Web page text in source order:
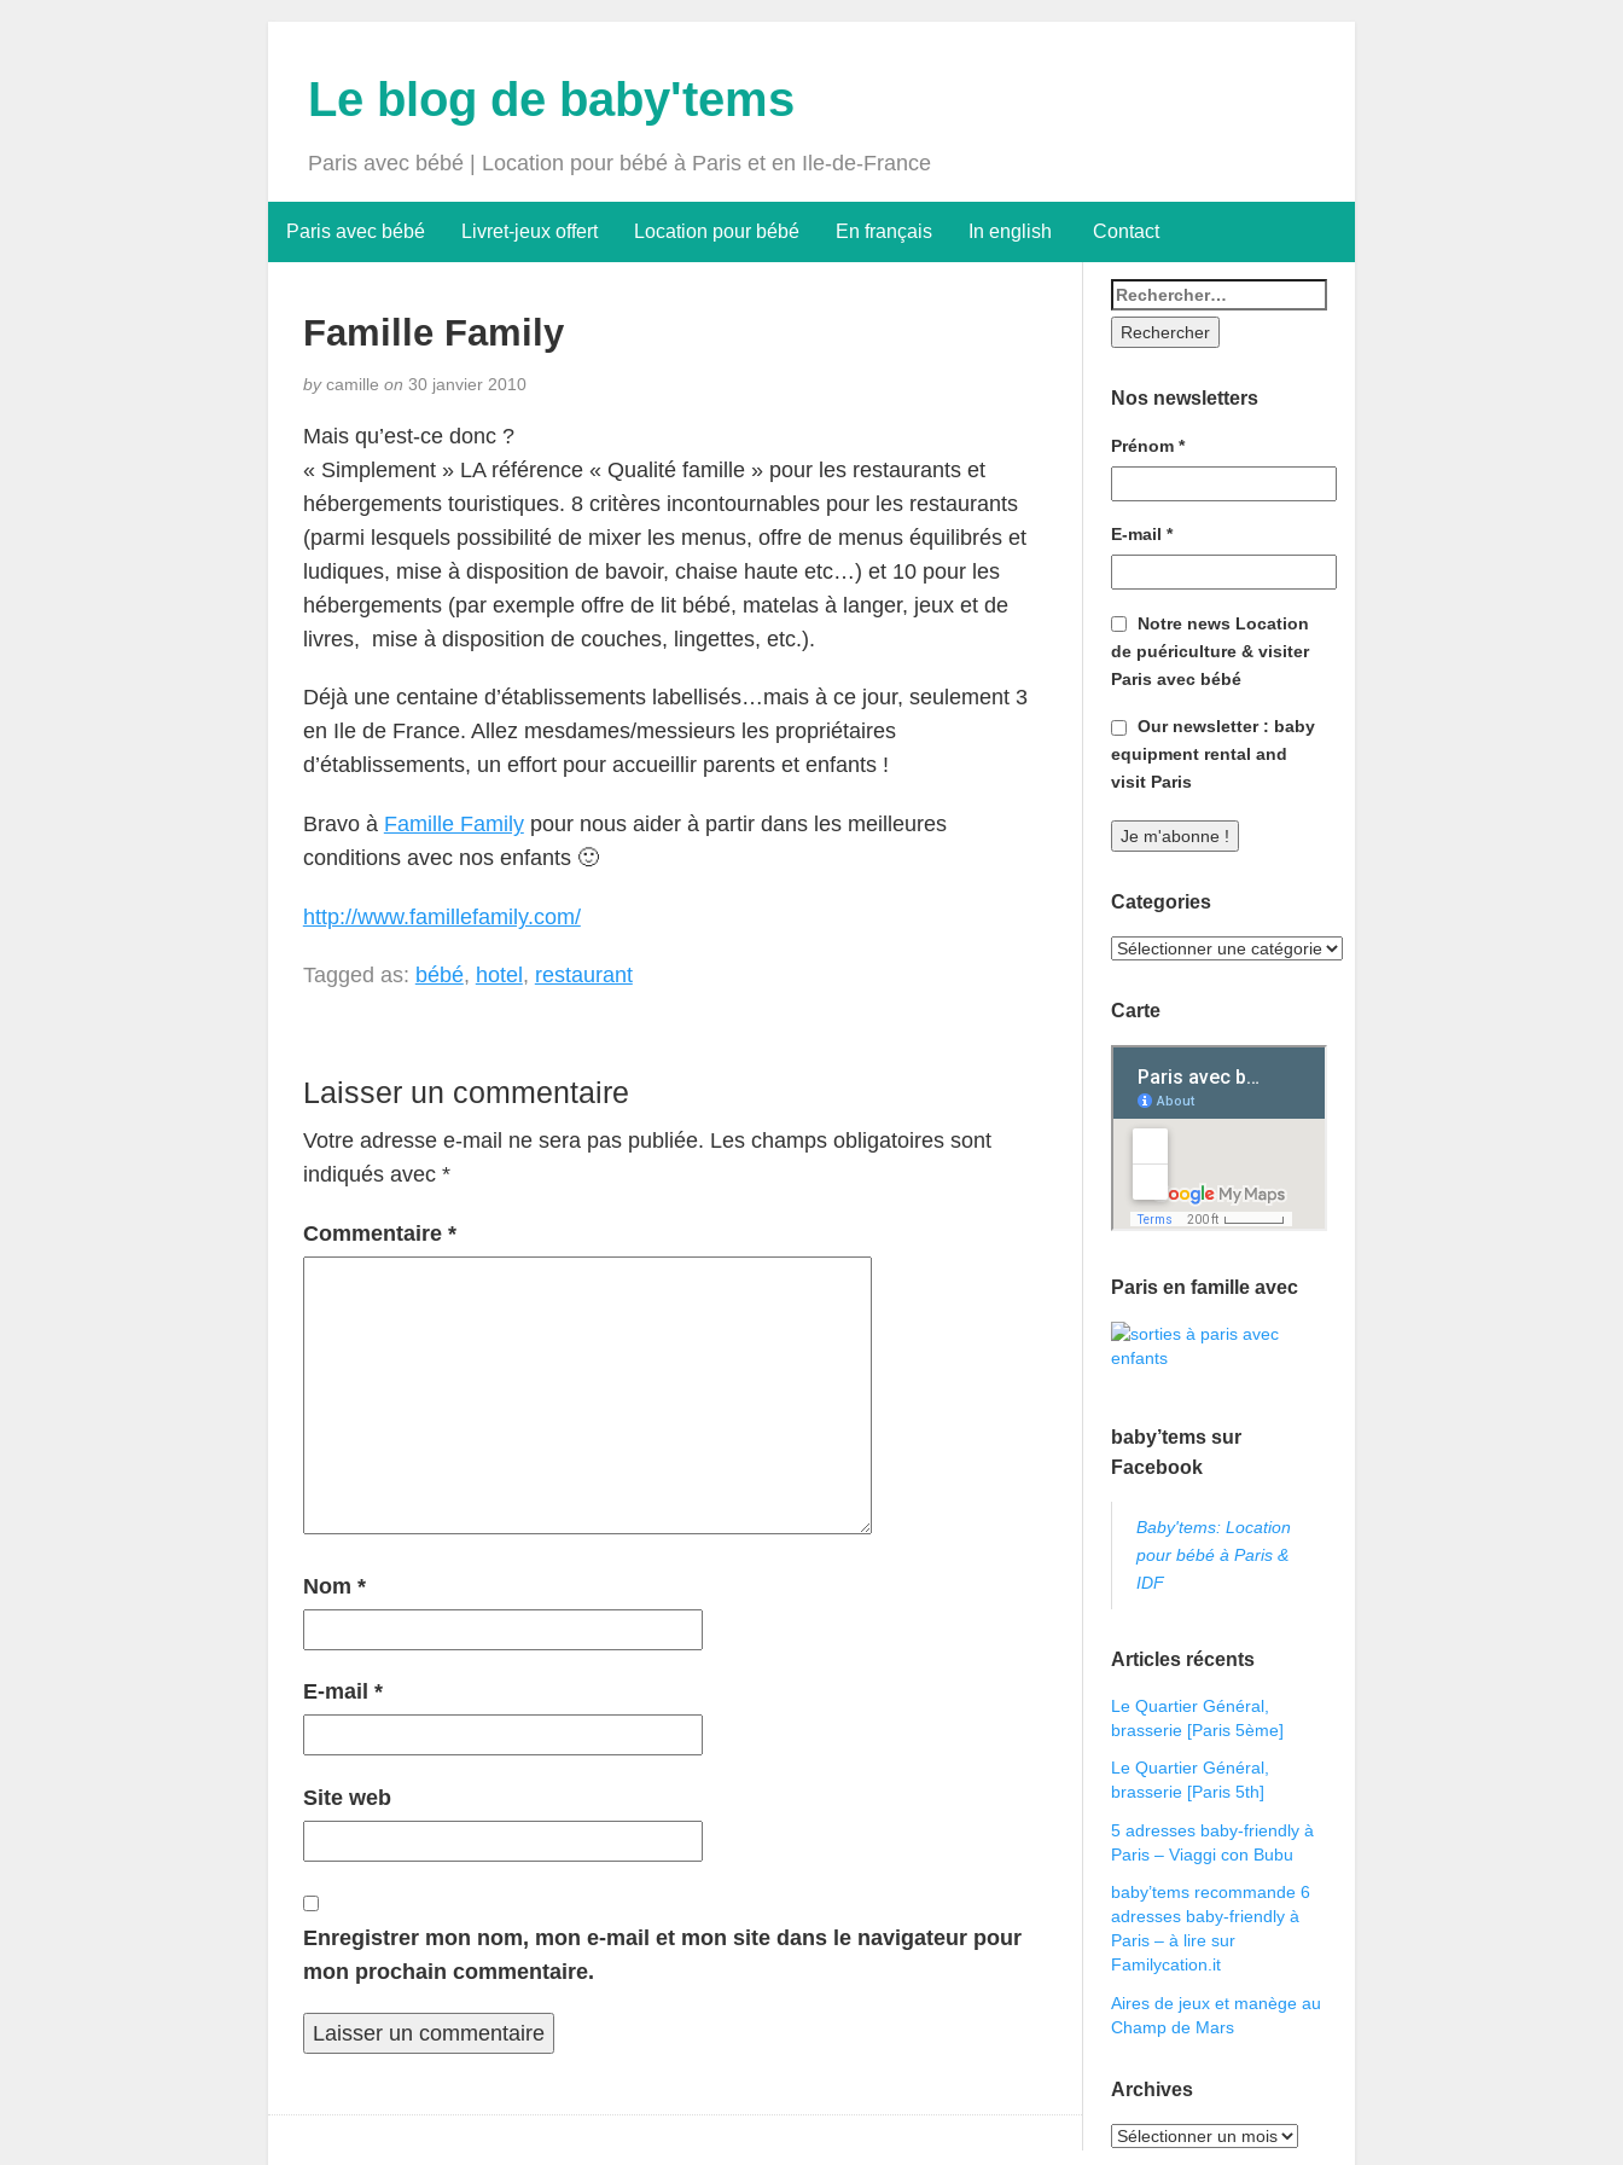
Le blog de baby'tems
Paris avec bébé | Location pour bébé à Paris et en Ile-de-France
Paris avec bébé Livret-jeux offert Location pour bébé En français In english Contact
Famille Family
bycamille on 30 janvier 2010
Mais qu’est-ce donc ?
« Simplement » LA référence « Qualité famille » pour les restaurants et
hébergements touristiques. 8 critères incontournables pour les restaurants
(parmi lesquels possibilité de mixer les menus, offre de menus équilibrés et
ludiques, mise à disposition de bavoir, chaise haute etc…) et 10 pour les
hébergements (par exemple offre de lit bébé, matelas à langer, jeux et de
livres, mise à disposition de couches, lingettes, etc.).
Déjà une centaine d’établissements labellisés…mais à ce jour, seulement 3
en Ile de France. Allez mesdames/messieurs les propriétaires
d’établissements, un effort pour accueillir parents et enfants !
Bravo à Famille Familypour nous aider à partir dans les meilleures
conditions avec nos enfants 🙂
http://www.famillefamily.com/
Tagged as: bébé, hotel , restaurant
Laisser un commentaire
Votre adresse e-mail ne sera pas publiée. Les champs obligatoires sont
indiqués avec *
Commentaire *
Nom *
E-mail *
Site web
Enregistrer mon nom, mon e-mail et mon site dans le navigateur pour
mon prochain commentaire.
Nos newsletters
Prénom*
E-mail*
Notre news Location
de puériculture & visiter
Paris avec bébé
Our newsletter : baby
equipment rental and
visit Paris
Categories
Carte
Paris en famille avec
baby’tems sur
Facebook
Baby'tems: Location
pour bébé à Paris &
IDF
Articles récents
Le Quartier Général,
brasserie [Paris 5ème]
Le Quartier Général,
brasserie [Paris 5th]
5 adresses baby-friendly à
Paris – Viaggi con Bubu
baby’tems recommande 6
adresses baby-friendly à
Paris – à lire sur
Familycation.it
Aires de jeux et manège au
Champ de Mars
Archives